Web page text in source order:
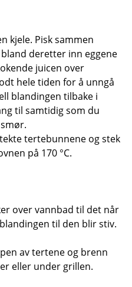
kjele. Pisk sammen
deretter inn eggene
juicen over
hele tiden for å unngå
blandingen tilbake i
til samtidig som du
tertebunnene og stek
på 170 °C.
over vannbad til det når
til den blir stiv.
av tertene og brenn
eller under grillen.